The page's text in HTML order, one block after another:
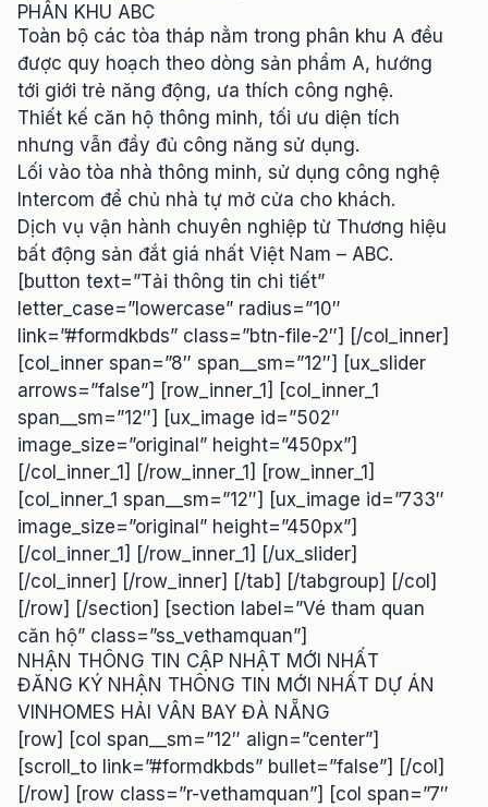
PHÂN KHU ABC
Toàn bộ các tòa tháp nằm trong phân khu A đều
được quy hoạch theo dòng sản phẩm A, hướng
tới giới trẻ năng động, ưa thích công nghệ.
Thiết kế căn hộ thông minh, tối ưu diện tích
nhưng vẫn đầy đủ công năng sử dụng.
Lối vào tòa nhà thông minh, sử dụng công nghệ
Intercom để chủ nhà tự mở cửa cho khách.
Dịch vụ vận hành chuyên nghiệp từ Thương hiệu
bất động sản đắt giá nhất Việt Nam – ABC.
[button text=”Tải thông tin chi tiết”
letter_case=”lowercase” radius=”10″
link=”#formdkbds” class=”btn-file-2″] [/col_inner]
[col_inner span=”8″ span__sm=”12″] [ux_slider
arrows=”false”] [row_inner_1] [col_inner_1
span__sm=”12″] [ux_image id=”502″
image_size=”original” height=”450px”]
[/col_inner_1] [/row_inner_1] [row_inner_1]
[col_inner_1 span__sm=”12″] [ux_image id=”733″
image_size=”original” height=”450px”]
[/col_inner_1] [/row_inner_1] [/ux_slider]
[/col_inner] [/row_inner] [/tab] [/tabgroup] [/col]
[/row] [/section] [section label=”Vé tham quan
căn hộ” class=”ss_vethamquan”]
NHẬN THÔNG TIN CẬP NHẬT MỚI NHẤT
ĐĂNG KÝ NHẬN THÔNG TIN MỚI NHẤT DỰ ÁN
VINHOMES HẢI VÂN BAY ĐÀ NẴNG
[row] [col span__sm=”12″ align=”center”]
[scroll_to link=”#formdkbds” bullet=”false”] [/col]
[/row] [row class=”r-vethamquan”] [col span=”7″